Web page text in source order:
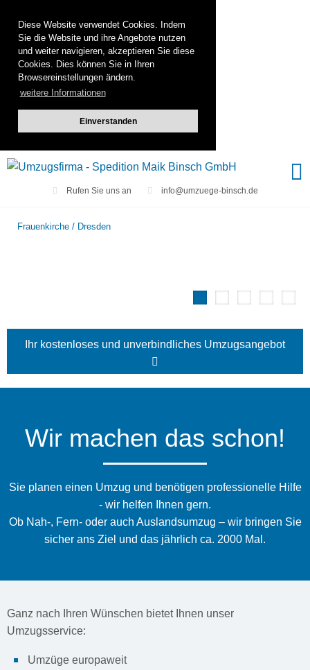
Diese Website verwendet Cookies. Indem
Sie die Website und ihre Angebote nutzen
und weiter navigieren, akzeptieren Sie diese
Cookies. Dies können Sie in Ihren
Browsereinstellungen ändern.
weitere Informationen
Einverstanden
Rufen Sie uns an info@umzuege-binsch.de
Frauenkirche / Dresden
Ihr kostenloses und unverbindliches Umzugsangebot
Wir machen das schon!
Sie planen einen Umzug und benötigen professionelle Hilfe
- wir helfen Ihnen gern.
Ob Nah-, Fern- oder auch Auslandsumzug – wir bringen Sie
sicher ans Ziel und das jährlich ca. 2000 Mal.
Ganz nach Ihren Wünschen bietet Ihnen unser
Umzugsservice:
Umzüge europaweit